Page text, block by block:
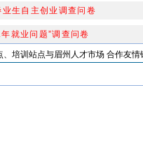
生自主创业调查问卷
就业问题”调查问卷
、培训站点与眉州人才市场 合作友